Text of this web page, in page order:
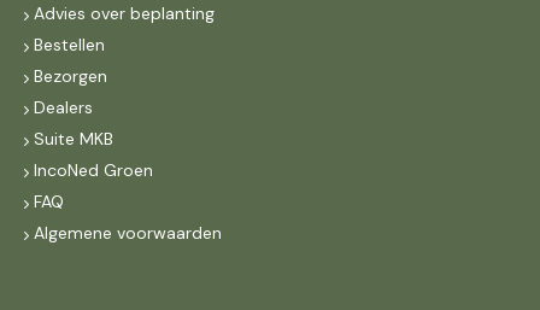
Advies over beplanting
Bestellen
Bezorgen
Dealers
Suite MKB
IncoNed Groen
FAQ
Algemene voorwaarden